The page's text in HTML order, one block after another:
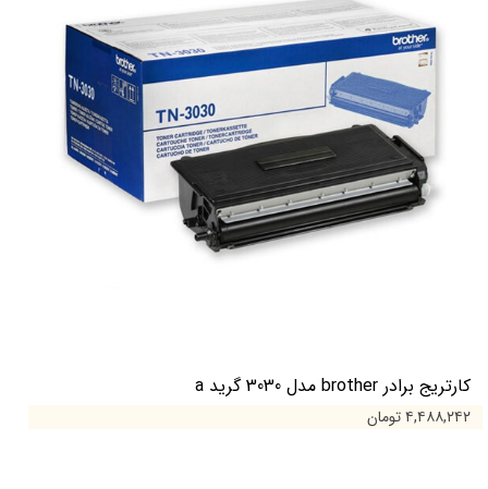
کارتریج برادر brother مدل 3030 گرید a
۴,۴۸۸,۲۴۲ تومان